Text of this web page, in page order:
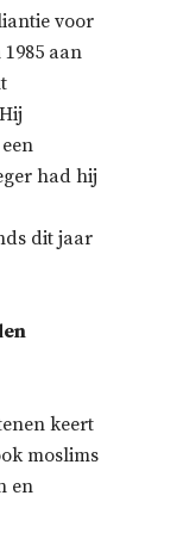
voor
aan
had hij
dit jaar
keert
moslims
en